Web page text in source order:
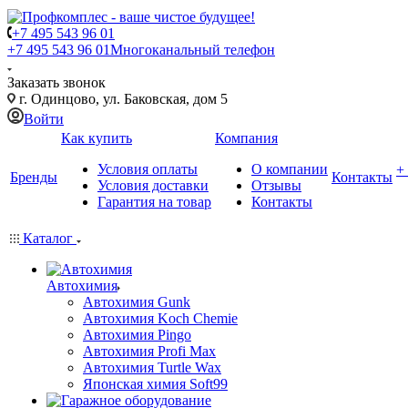
+7 495 543 96 01
+7 495 543 96 01Многоканальный телефон
Заказать звонок
г. Одинцово, ул. Баковская, дом 5
Войти
Бренды
Как купить
Условия оплаты
Условия доставки
Гарантия на товар
Компания
О компании
Отзывы
Контакты
Контакты
Каталог
Автохимия
Автохимия Gunk
Автохимия Koch Chemie
Автохимия Pingo
Автохимия Profi Max
Автохимия Turtle Wax
Японская химия Soft99